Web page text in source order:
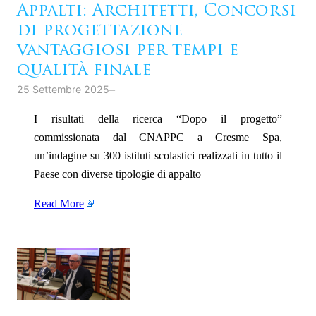
Appalti: Architetti, Concorsi
di progettazione
vantaggiosi per tempi e
qualità finale
25 Settembre 2025–
I risultati della ricerca “Dopo il progetto”
commissionata dal CNAPPC a Cresme Spa,
un’indagine su 300 istituti scolastici realizzati in tutto il
Paese con diverse tipologie di appalto
Read More